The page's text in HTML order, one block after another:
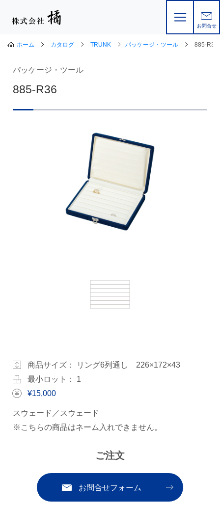
お問合せ
ホーム カタログ TRUNK パッケージ・ツール 885-R36
パッケージ・ツール
885-R36
商品サイズ：
リング6列通し 226×172×43
最小ロット： 1
¥15,000
スウェード／スウェード
※こちらの商品はネーム入れできません。
ご注文
お問合せフォーム